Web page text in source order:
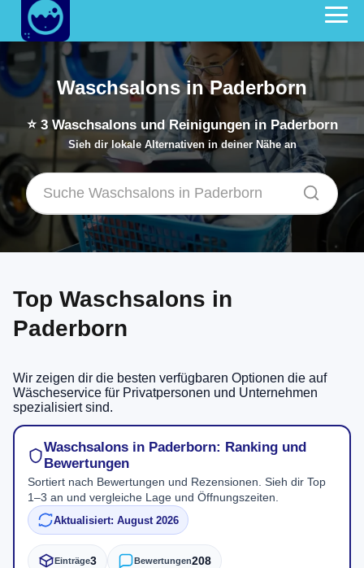
Waschsalons in Paderborn
⭐ 3Waschsalons und Reinigungen in Paderborn
Sieh dir lokale Alternativen in deiner Nähe an
Top Waschsalons in
Paderborn
Wir zeigen dir die besten verfügbaren Optionen die auf
Wäscheservice für Privatpersonen und Unternehmen
spezialisiert sind.
Waschsalons in Paderborn: Ranking und
Bewertungen
Sortiert nach Bewertungen und Rezensionen. Sieh dir Top
1–3 an und vergleiche Lage und Öffnungszeiten.
Aktualisiert: August 2026
Einträge3 Bewertungen208